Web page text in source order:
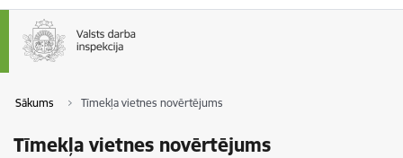
Sākums Tīmekļa vietnes novērtējums
Tīmekļa vietnes novērtējums